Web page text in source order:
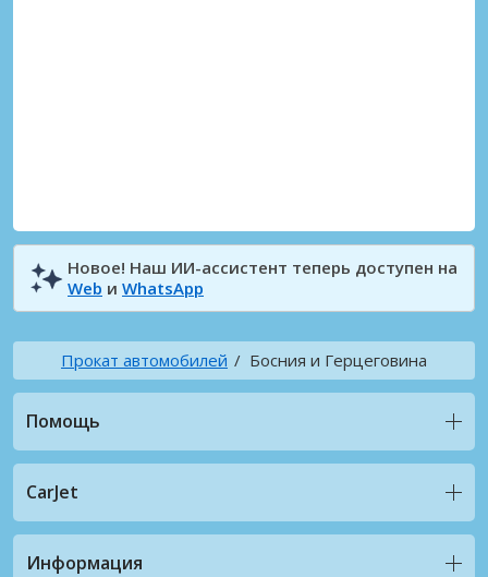
Новое! Наш ИИ-ассистент теперь доступен на
Web и WhatsApp
Прокат автомобилей Босния и Герцеговина
Помощь
CarJet
Информация